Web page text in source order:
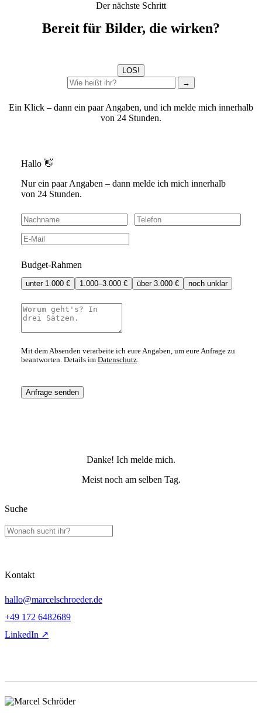
Der nächste Schritt
Bereit für Bilder, die wirken?
LOS!
→
Ein Klick – dann ein paar Angaben, und ich melde mich innerhalb
von 24 Stunden.
Hallo 👋
Nur ein paar Angaben – dann melde ich mich innerhalb
von 24 Stunden.
Budget-Rahmen
unter 1.000 € 1.000–3.000 € über 3.000 € noch unklar
Mit dem Absenden verarbeite ich eure Angaben, um eure Anfrage zu
beantworten. Details im Datenschutz
Anfrage senden
Danke! Ich melde mich.
Meist noch am selben Tag.
Suche
Kontakt
hallo@marcelschroeder.de
+49 172 6482689
LinkedIn ↗